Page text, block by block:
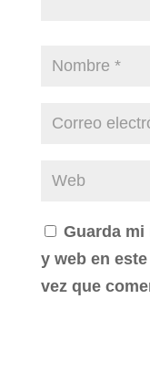
Guarda
y web en
vez que